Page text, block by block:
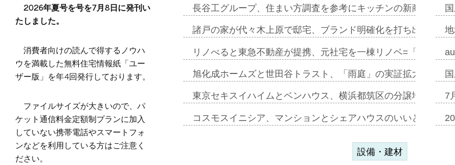
長谷工グループ、住まい方調査を参考にキッチンの新商品=「
諸戸の家が代々木上原で邸宅、ブランド明確化を打ち出す=年
リノべると東急不動産が提携、元社宅を一棟リノベ=「職住遊
旭化成ホームズと世田谷トラスト、「雨庭」の実証拡大へ=ガ
東京セキスイハイムとベンハウス、横浜都筑区の分譲地開発で
コスモスイニシア、マンションとシェアハウスのいいとこどり
7
設備・建材
2026年夏号を号を7月8日に発刊い
たしました。
消費者向けの読んで得するノウハ
ウを満載した無料住宅情報紙「ユー
ザー版」を年4回発行しております。
ファイルサイズが大きいので、パ
ケット通信料金定額制プランに加入
していない携帯電話やスマートフォ
ンなどを利用している方はご注意く
ださい。